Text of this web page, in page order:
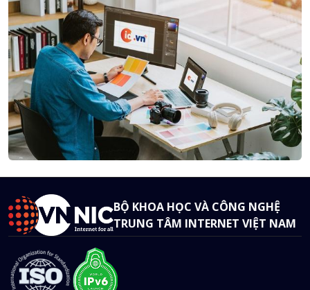
BỘ KHOA HỌC VÀ CÔNG NGHỆ
TRUNG TÂM INTERNET VIỆT NAM